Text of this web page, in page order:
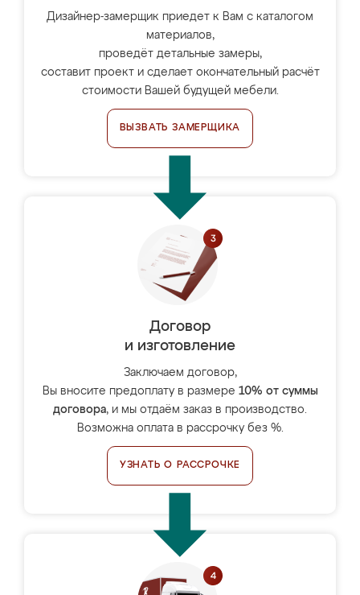
Дизайнер-замерщик приедет к Вам с каталогом
материалов,
проведёт детальные замеры,
составит проект и сделает окончательный расчёт
стоимости Вашей будущей мебели.
ВЫЗВАТЬ ЗАМЕРЩИКА
Договор
и изготовление
Заключаем договор,
Вы вносите предоплату в размере 10% от суммы
договора, и мы отдаём заказ в производство.
Возможна оплата в рассрочку без %.
УЗНАТЬ О РАССРОЧКЕ